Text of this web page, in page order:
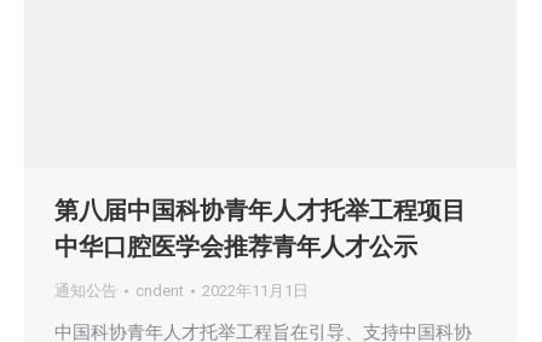
第八届中国科协青年人才托举工程项目
中华口腔医学会推荐青年人才公示
通知公告 cndent 2022年11月1日
中国科协青年人才托举工程旨在引导、支持中国科协